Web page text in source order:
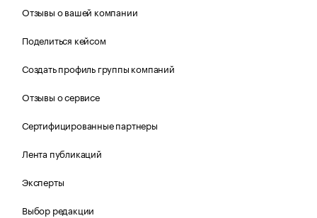
Отзывы о вашей компании
Поделиться кейсом
Создать профиль группы компаний
Отзывы о сервисе
Сертифицированные партнеры
Лента публикаций
Эксперты
Выбор редакции